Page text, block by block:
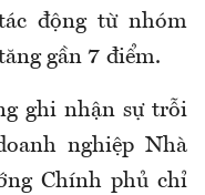
động từ nhóm
gần 7 điểm.
ghi nhận sự trỗi
nghiệp Nhà
Chính phủ chỉ